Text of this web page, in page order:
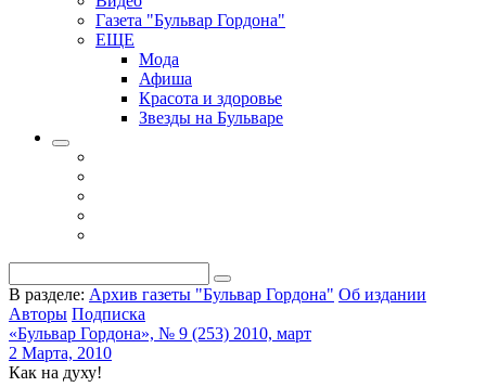
Газета "Бульвар Гордона"
ЕЩЕ
Мода
Афиша
Красота и здоровье
Звезды на Бульваре
В разделе: Архив газеты "Бульвар Гордона" Об издании
Авторы Подписка
«Бульвар Гордона», № 9 (253) 2010, март
2 Марта, 2010
Как на духу!